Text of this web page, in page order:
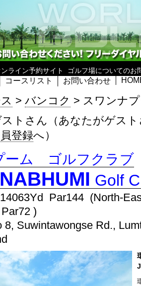
ライン予約サイト ゴルフ場についてのお
コースリスト お問い合わせ
> バンコク > スワンナ
トさん（あなたがゲス
登録へ）
ーム ゴルフクラブ
Golf
Par144 (North-
)
8, Suwintawongse Rd.,